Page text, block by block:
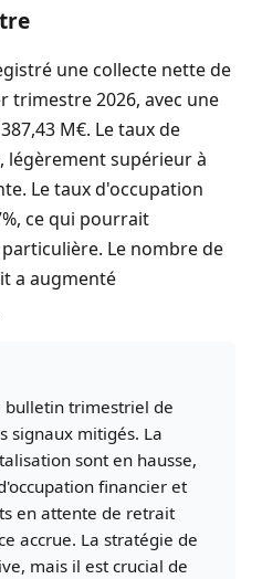
une collecte nette de
trimestre 2026, avec une
M€. Le taux de
légèrement supérieur à
Le taux d'occupation
ce qui pourrait
Le nombre de
a augmenté
bulletin trimestriel de
signaux mitigés. La
sont en hausse,
financier et
en attente de retrait
accrue. La stratégie de
mais il est crucial de